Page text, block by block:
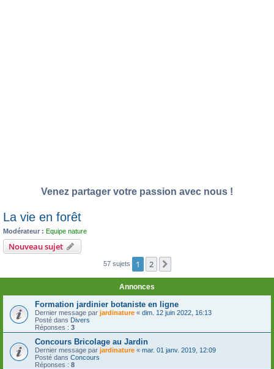
Venez partager votre passion avec nous !
La vie en forêt
Modérateur : Equipe nature
Nouveau sujet
57 sujets 1 2
Annonces
Formation jardinier botaniste en ligne
Dernier message par jardinature « dim. 12 juin 2022, 16:13
Posté dans Divers
Réponses : 3
Concours Bricolage au Jardin
Dernier message par jardinature « mar. 01 janv. 2019, 12:09
Posté dans Concours
Réponses : 8